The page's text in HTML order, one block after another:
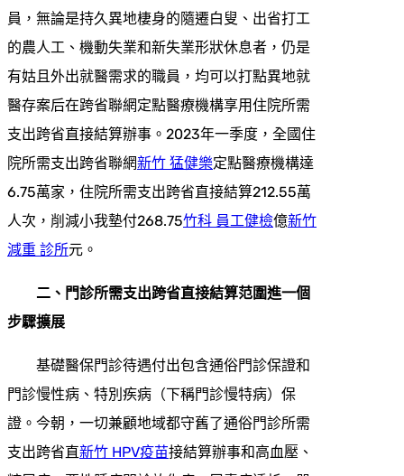
員，無論是持久異地棲身的隨遷白叟、出省打工
的農人工、機動失業和新失業形狀休息者，仍是
有姑且外出就醫需求的職員，均可以打點異地就
醫存案后在跨省聯網定點醫療機構享用住院所需
支出跨省直接結算辦事。2023年一季度，全國住
院所需支出跨省聯網新竹 猛健樂定點醫療機構達
6.75萬家，住院所需支出跨省直接結算212.55萬
人次，削減小我墊付268.75竹科 員工健檢億新竹
減重 診所元。
二、門診所需支出跨省直接結算范圍進一個
步驟擴展
基礎醫保門診待遇付出包含通俗門診保證和
門診慢性病、特別疾病（下稱門診慢特病）保
證。今朝，一切兼顧地域都守舊了通俗門診所需
支出跨省直新竹 HPV疫苗接結算辦事和高血壓、